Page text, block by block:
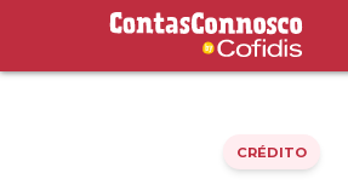
Contas Connosco by Cofidis
CRÉDITO